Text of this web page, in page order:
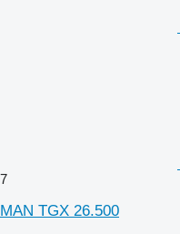
7
MAN TGX 26.500